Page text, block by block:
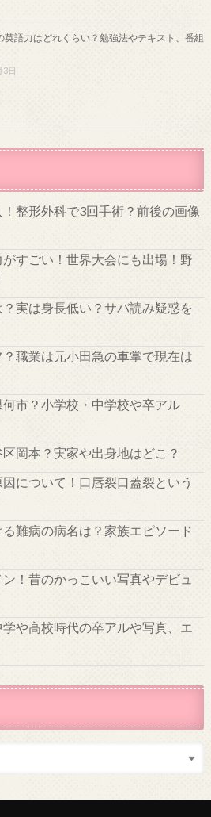
英語力はどれくらい？勉強法やテキスト、番組
3日
整形外科で3回手術？前後の画像
すごい！世界大会にも出場！野
実は身長低い？サバ読み疑惑を
職業は元小田急の車掌で現在は
市？小学校・中学校や卒アル
岡本？実家や出身地はどこ？
について！口唇裂口蓋裂という
難病の病名は？家族エピソード
！昔のかっこいい写真やデビュ
や高校時代の卒アルや写真、エ